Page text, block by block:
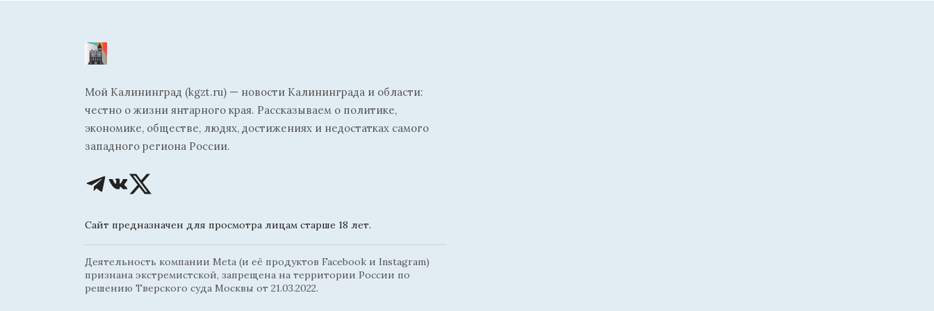
Мой Калининград (kgzt.ru) — новости Калининграда и области:
честно о жизни янтарного края. Рассказываем о политике,
экономике, обществе, людях, достижениях и недостатках самого
западного региона России.
Сайт предназначен для просмотра лицам старше 18 лет.
Деятельность компании Meta (и её продуктов Facebook и Instagram)
признана экстремистской, запрещена на территории России по
решению Тверского суда Москвы от 21.03.2022.